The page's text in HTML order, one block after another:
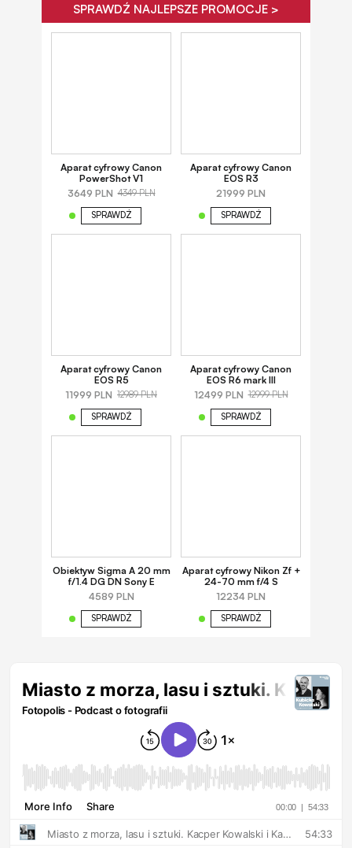
SPRAWDŹ NAJLEPSZE PROMOCJE >
Aparat cyfrowy Canon
PowerShot V1
3649 PLN 4349 PLN
SPRAWDŹ
Aparat cyfrowy Canon
EOS R3
21999 PLN
SPRAWDŹ
Aparat cyfrowy Canon
EOS R5
11999 PLN 12989 PLN
SPRAWDŹ
Aparat cyfrowy Canon
EOS R6 mark III
12499 PLN 12999 PLN
SPRAWDŹ
Obiektyw Sigma A 20 mm
f/1.4 DG DN Sony E
4589 PLN
SPRAWDŹ
Aparat cyfrowy Nikon Zf +
24-70 mm f/4 S
12234 PLN
SPRAWDŹ